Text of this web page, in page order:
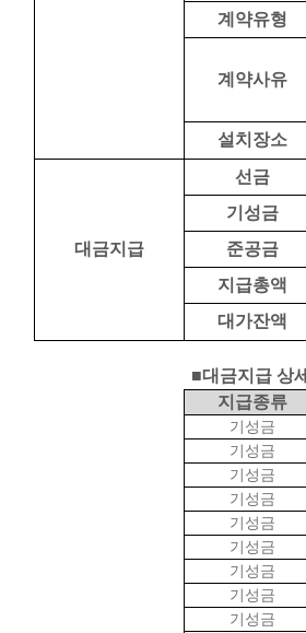
계약유형
계약사유
설치장소
대금지급
선금
기성금
준공금
지급총액
대가잔액
■대금지급 상세
지급종류
기성금
기성금
기성금
기성금
기성금
기성금
기성금
기성금
기성금